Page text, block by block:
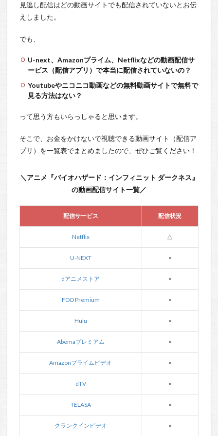
見逃し配信はどの動画サイトでも配信されていないとお伝
えしました。
でも、
U-next、Amazonプライム、Netflixなどの動画配信サ
ービス（配信アプリ）で本当に配信されていないの？
Youtubeやニコニコ動画などの無料動画サイトで無料で
見る方法はない？
って思う方もいらっしゃると思います。
そこで、お金をかけないで視聴できる動画サイト（配信ア
プリ）を一覧表でまとめましたので、ぜひご覧ください！
＼アニメ『バイオハザード：インフィニット ダークネス』
の動画配信サイト一覧／
配信サービス 配信状況
Netflix △
U-NEXT ×
dアニメストア ×
FOD Premium ×
Hulu ×
Abemaプレミアム ×
Amazonプライムビデオ ×
dTV ×
TELASA ×
クランクインビデオ ×